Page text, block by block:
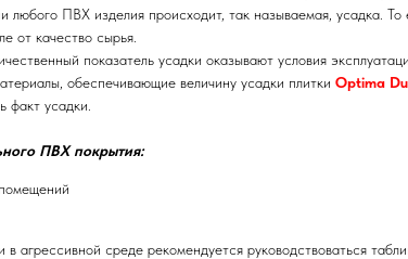
любого ПВХ изделия происходит, так называемая, усадка.
от качество сырья.
показатель усадки оказывают условия
обеспечивающие величину усадки плитки Optima
факт усадки.
ПВХ покрытия:
в агрессивной среде рекомендуется руководствоваться